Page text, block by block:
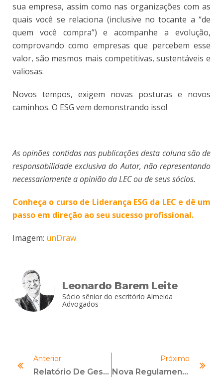
sua empresa, assim como nas organizações com as
quais você se relaciona (inclusive no tocante a “de
quem você compra”) e acompanhe a evolução,
comprovando como empresas que percebem esse
valor, são mesmos mais competitivas, sustentáveis e
valiosas.
Novos tempos, exigem novas posturas e novos
caminhos. O ESG vem demonstrando isso!
As opinões contidas nas publicações desta coluna são de
responsabilidade exclusiva do Autor, não representando
necessariamente a opinião da LEC ou de seus sócios.
Conheça o curso de Liderança ESG da LEC e dê um
passo em direção ao seu sucesso profissional.
Imagem: unDraw
Leonardo Barem Leite
Sócio sênior do escritório Almeida
Advogados
Anterior
Relatório De Gestão Da GCU – Prestando Contas
Próximo
Nova Regulamentação Para O Mercado De Meios De Pagamento